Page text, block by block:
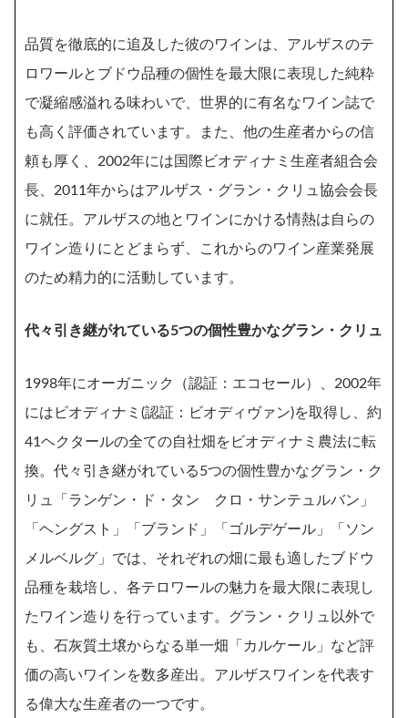
品質を徹底的に追及した彼のワインは、アルザスのテ
ロワールとブドウ品種の個性を最大限に表現した純粋
で凝縮感溢れる味わいで、世界的に有名なワイン誌で
も高く評価されています。また、他の生産者からの信
頼も厚く、2002年には国際ビオディナミ生産者組合会
長、2011年からはアルザス・グラン・クリュ協会会長
に就任。アルザスの地とワインにかける情熱は自らの
ワイン造りにとどまらず、これからのワイン産業発展
のため精力的に活動しています。
代々引き継がれている5つの個性豊かなグラン・クリュ
1998年にオーガニック（認証：エコセール）、2002年
にはビオディナミ(認証：ビオディヴァン)を取得し、約
41ヘクタールの全ての自社畑をビオディナミ農法に転
換。代々引き継がれている5つの個性豊かなグラン・ク
リュ「ランゲン・ド・タン クロ・サンテュルバン」
「ヘングスト」「ブランド」「ゴルデゲール」「ソン
メルベルグ」では、それぞれの畑に最も適したブドウ
品種を栽培し、各テロワールの魅力を最大限に表現し
たワイン造りを行っています。グラン・クリュ以外で
も、石灰質土壌からなる単一畑「カルケール」など評
価の高いワインを数多産出。アルザスワインを代表す
る偉大な生産者の一つです。